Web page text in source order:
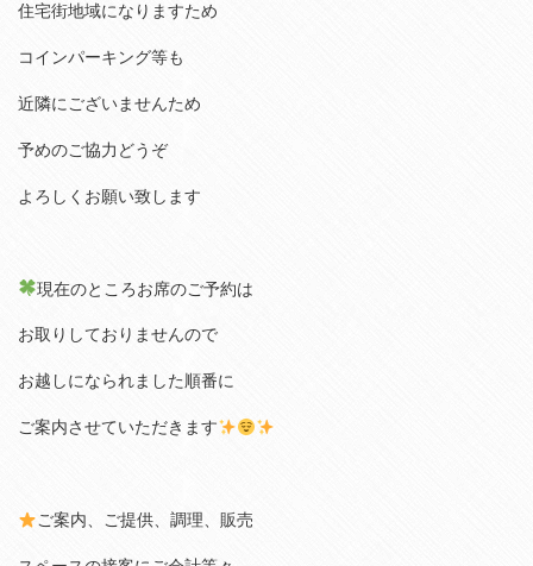
住宅街地域になりますため
コインパーキング等も
近隣にございませんため
予めのご協力どうぞ
よろしくお願い致します
現在のところお席のご予約は
お取りしておりませんので
お越しになられました順番に
ご案内させていただきます
ご案内、ご提供、調理、販売